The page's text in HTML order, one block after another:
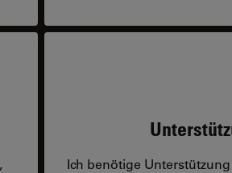
Ich benötige